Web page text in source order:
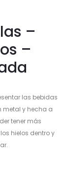
–
–
las bebidas
metal y hecha a
tener más
hielos dentro y